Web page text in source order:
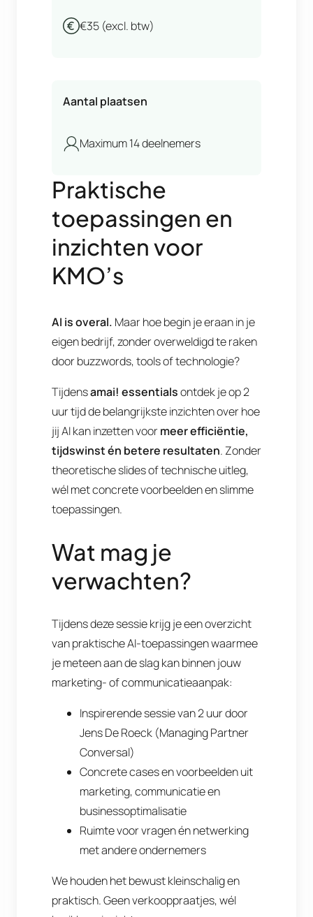
Praktische
toepassingen en
inzichten voor
KMO’s
AI is overal. Maar hoe begin je eraan in je
eigen bedrijf, zonder overweldigd te raken
door buzzwords, tools of technologie?
Tijdensamai! essentialsontdek je op 2
uur tijd de belangrijkste inzichten over hoe
jij AI kan inzetten voormeer efficiëntie,
tijdswinst én betere resultaten. Zonder
theoretische slides of technische uitleg,
wél met concrete voorbeelden en slimme
toepassingen.
Wat mag je
verwachten?
Tijdens deze sessie krijg je een overzicht
van praktische AI-toepassingen waarmee
je meteen aan de slag kan binnen jouw
marketing- of communicatieaanpak:
Inspirerende sessie van 2 uur door
Jens De Roeck (Managing Partner
Conversal)
Concrete cases en voorbeelden uit
marketing, communicatie en
businessoptimalisatie
Ruimte voor vragen én netwerking
met andere ondernemers
We houden het bewust kleinschalig en
praktisch. Geen verkooppraatjes, wél
€35 (excl. btw)
Aantal plaatsen
Maximum 14 deelnemers